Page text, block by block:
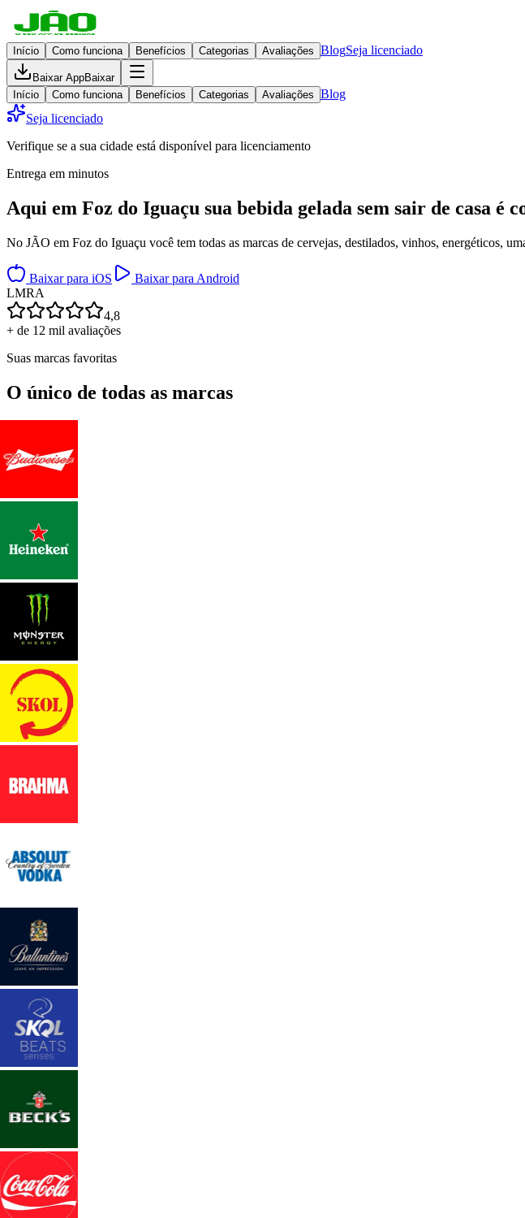
Início Como funciona Benefícios Categorias Avaliações BlogSeja licenciado
Baixar AppBaixar
Início
Como funciona Benefícios Categorias Avaliações Blog
Seja licenciado
Verifique se a sua cidade está disponível para licenciamento
Entrega em minutos
Aqui em Foz do Iguaçu sua bebida gelada sem sair de casa é
No JÃO em Foz do Iguaçu você tem todas as marcas de cervejas, destilados, vinhos, energéticos,
Baixar para iOS
Baixar para Android
LMRA
4,8
+ de 12 mil avaliações
Suas marcas favoritas
O único de todas as marcas